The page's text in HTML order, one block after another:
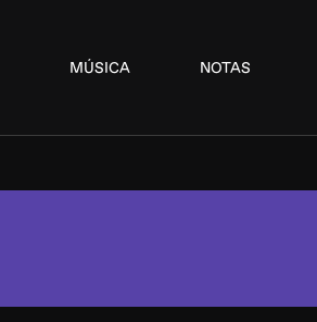
MÚSICA NOTAS